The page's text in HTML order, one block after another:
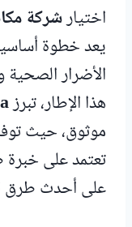
اختيارشركة
يعد خطوة
الأضرار الصحية
هذا الإطار، تبرز
موثوق، حيث
تعتمد على
على أحدث طرق